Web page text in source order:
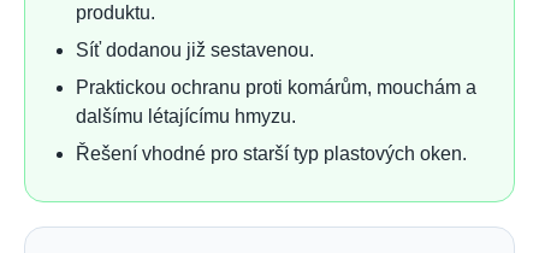
produktu.
Síť dodanou již sestavenou.
Praktickou ochranu proti komárům, mouchám a
dalšímu létajícímu hmyzu.
Řešení vhodné pro starší typ plastových oken.